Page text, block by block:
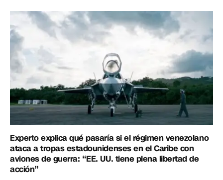
Experto explica qué pasaría si el régimen venezolano
ataca a tropas estadounidenses en el Caribe con
aviones de guerra: “EE. UU. tiene plena libertad de
acción”